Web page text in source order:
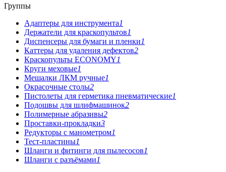
Группы
Адаптеры для инструмента1
Держатели для краскопультов1
Диспенсеры для бумаги и пленки1
Каттеры для удаления дефектов2
Краскопульты ECONOMY1
Круги меховые1
Мешалки ЛКМ ручные1
Окрасочные столы2
Пистолеты для герметика пневматические1
Подошвы для шлифмашинок2
Полимерные абразивы2
Проставки-прокладки3
Редукторы с манометром1
Тест-пластины1
Шланги и фитинги для пылесосов1
Шланги с разъёмами1